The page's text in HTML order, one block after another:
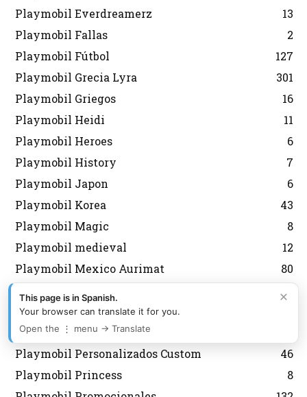
Playmobil Everdreamerz
13
Playmobil Fallas
2
Playmobil Fútbol
127
Playmobil Grecia Lyra
301
Playmobil Griegos
16
Playmobil Heidi
11
Playmobil Heroes
6
Playmobil History
7
Playmobil Japon
6
Playmobil Korea
43
Playmobil Magic
8
Playmobil medieval
12
Playmobil Mexico Aurimat
80
Playmobil navidad
Playmobil Nordistas
Playmobil Personalizados Custom
46
Playmobil Princess
8
×
This page is in Spanish.
Your browser can translate it for you.
Open the ⋮ menu → Translate